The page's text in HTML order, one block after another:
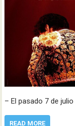
– El pasado 7 de
READ MORE